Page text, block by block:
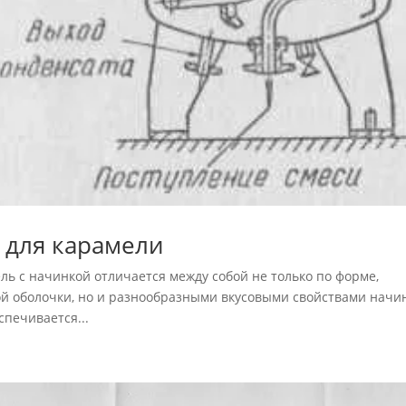
карамели
с начинкой отличается между собой не только по форме,
оболочки, но и разнообразными вкусовыми свойствами